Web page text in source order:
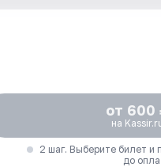
от 600
на
2 шаг. Выберите билет и
до